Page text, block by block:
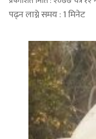
पढ्न लाग्ने समय : 1 मिनेट